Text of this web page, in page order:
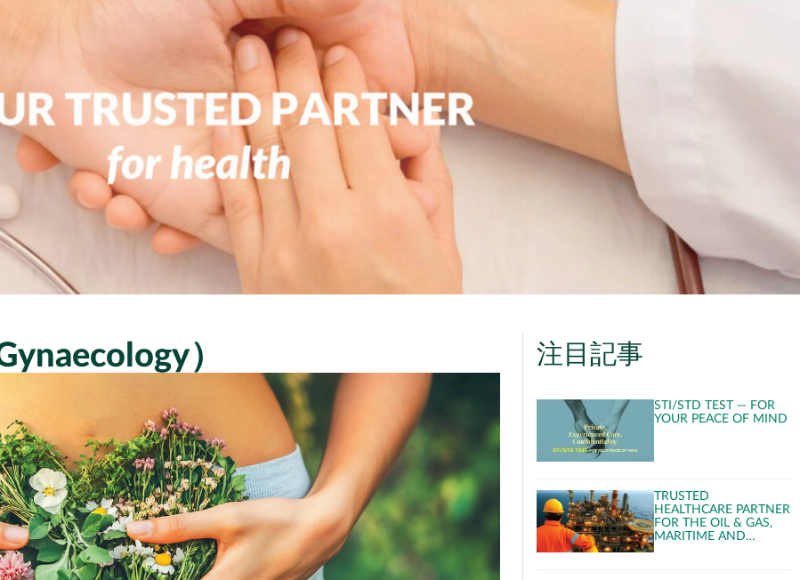
） 注目記事
STI/STD TEST — FOR
YOUR PEACE OF MIND
TRUSTED
HEALTHCARE PARTNER
FOR THE OIL & GAS,
MARITIME AND
CRUISE INDUSTRIES